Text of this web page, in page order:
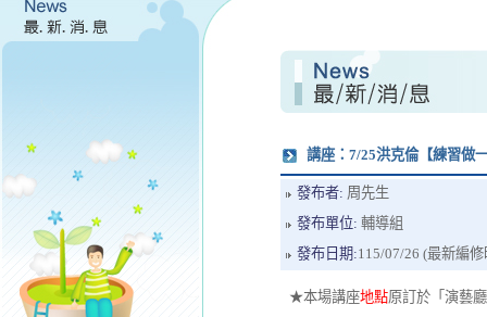
講座：7/25洪克倫【練習做
發布者: 周先生
發布單位: 輔導組
發布日期:115/07/26 (最新編
★本場講座地點原訂於「演藝